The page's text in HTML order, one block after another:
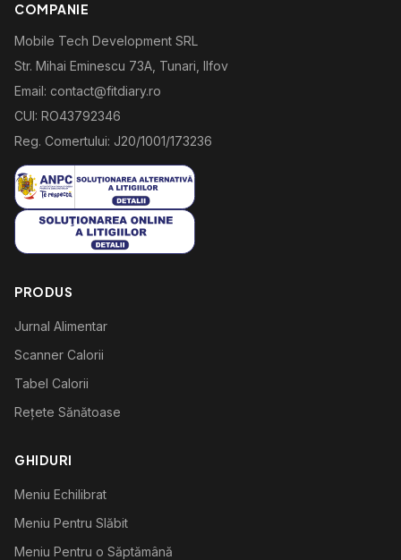
COMPANIE
Mobile Tech Development SRL
Str. Mihai Eminescu 73A, Tunari, Ilfov
Email: contact@fitdiary.ro
CUI: RO43792346
Reg. Comertului: J20/1001/173236
PRODUS
Jurnal Alimentar
Scanner Calorii
Tabel Calorii
Rețete Sănătoase
GHIDURI
Meniu Echilibrat
Meniu Pentru Slăbit
Meniu Pentru o Săptămână